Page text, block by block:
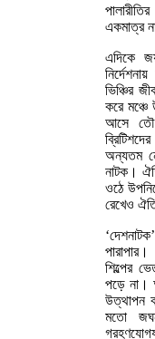
একমাত্র
এদিকে
ভিঞ্চির
করে মঞ্চে
আসে
অন্যতম
নাটক।
ওঠে
রেখেও
শিল্পের
পড়ে না।
উত্থাপন
মতো